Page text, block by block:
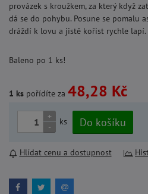
provázek s kroužkem, za který když
dá se do pohybu. Posune se pomalu
dráždí k lovu a jistě kořist rychle lapí.
Baleno po 1 ks!
1 ks pořídíte za 48,28 Kč
+
-
ks Do košíku
Hlídat cenu a dostupnost